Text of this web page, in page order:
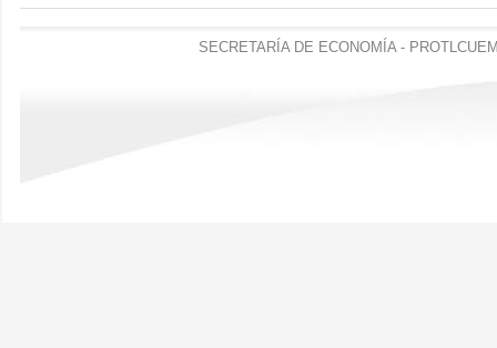
SECRETARÍA DE ECONOMÍA -